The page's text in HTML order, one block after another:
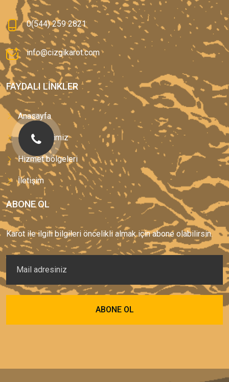
0(544) 259 2821
info@cizgikarot.com
FAYDALI LINKLER
Anasayfa
Hizmetlerimiz
Hizmet bölgeleri
İletişim
ABONE OL
Karot ile ilgili bilgileri öncelikli almak için abone olabilirsin.